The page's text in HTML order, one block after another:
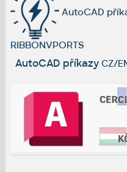
AutoCAD
RIBBONVPORTS
AutoCAD příkazy CZ/